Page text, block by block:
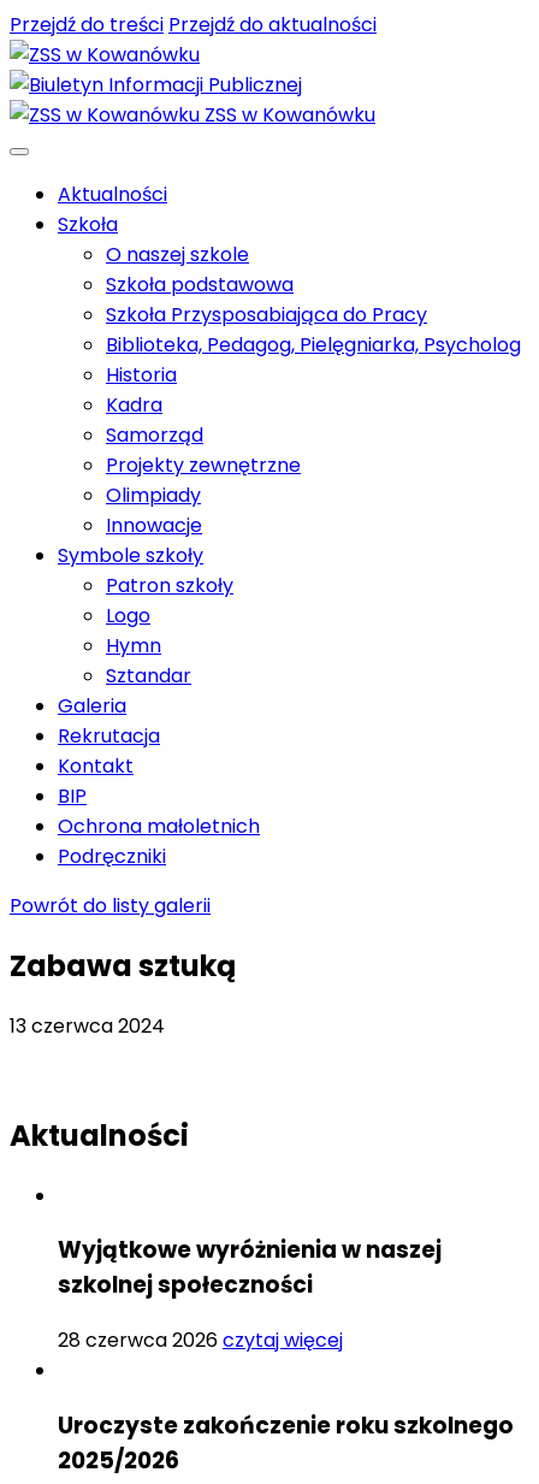
Przejdź do treści Przejdź do aktualności
ZSS w Kowanówku
Aktualności
Szkoła
O naszej szkole
Szkoła podstawowa
Szkoła Przysposabiająca do Pracy
Biblioteka, Pedagog, Pielęgniarka, Psycholog
Historia
Kadra
Samorząd
Projekty zewnętrzne
Olimpiady
Innowacje
Symbole szkoły
Patron szkoły
Logo
Hymn
Sztandar
Galeria
Rekrutacja
Kontakt
BIP
Ochrona małoletnich
Podręczniki
Powrót do listy galerii
Zabawa sztuką
13 czerwca 2024
Aktualności
Wyjątkowe wyróżnienia w naszej
szkolnej społeczności
28 czerwca 2026czytaj więcej
Uroczyste zakończenie roku szkolnego
2025/2026